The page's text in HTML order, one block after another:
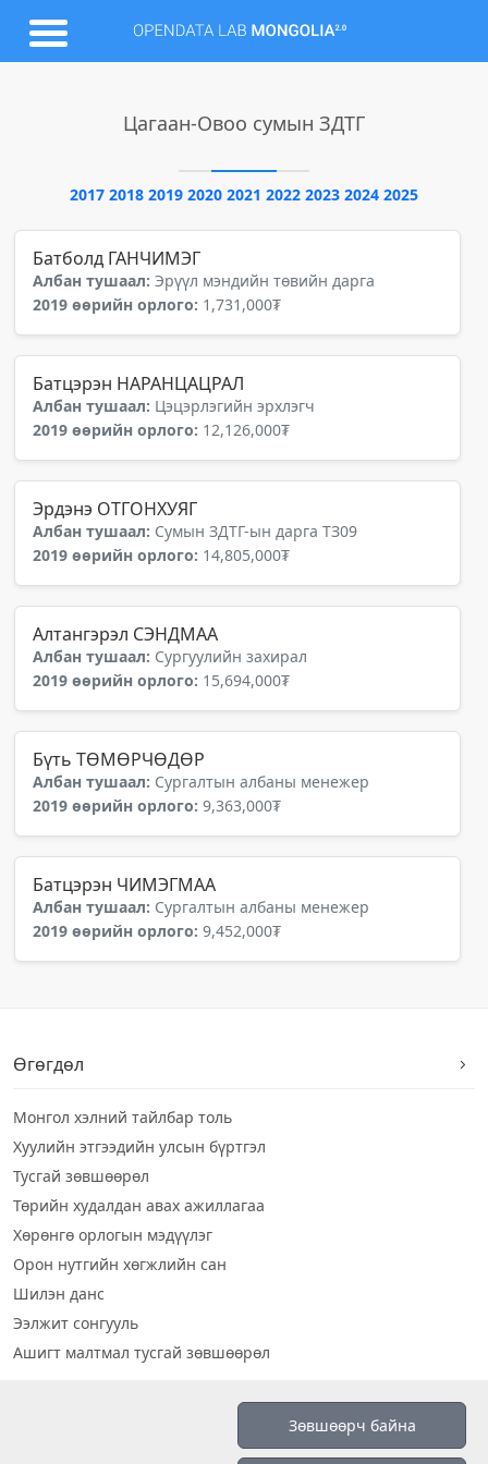
Цагаан-Овоо сумын ЗДТГ
2017 2018 2019 2020 2021 2022 2023 2024 2025
Батболд ГАНЧИМЭГ
Албан тушаал: Эрүүл мэндийн төвийн дарга
2019 өөрийн орлого: 1,731,000₮
Батцэрэн НАРАНЦАЦРАЛ
Албан тушаал: Цэцэрлэгийн эрхлэгч
2019 өөрийн орлого: 12,126,000₮
Эрдэнэ ОТГОНХУЯГ
Албан тушаал: Сумын ЗДТГ-ын дарга ТЗ09
2019 өөрийн орлого: 14,805,000₮
Алтангэрэл СЭНДМАА
Албан тушаал: Сургуулийн захирал
2019 өөрийн орлого: 15,694,000₮
Бүть ТӨМӨРЧӨДӨР
Албан тушаал: Сургалтын албаны менежер
2019 өөрийн орлого: 9,363,000₮
Батцэрэн ЧИМЭГМАА
Албан тушаал: Сургалтын албаны менежер
2019 өөрийн орлого: 9,452,000₮
Өгөгдөл
Монгол хэлний тайлбар толь
Хуулийн этгээдийн улсын бүртгэл
Тусгай зөвшөөрөл
Төрийн худалдан авах ажиллагаа
Хөрөнгө орлогын мэдүүлэг
Орон нутгийн хөгжлийн сан
Шилэн данс
Ээлжит сонгууль
Ашигт малтмал тусгай зөвшөөрөл
Зөвшөөрч байна